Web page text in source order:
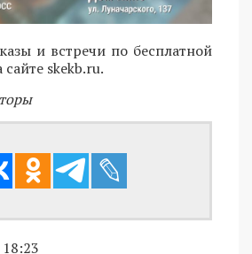
и встречи по бесплатной
skekb.ru.